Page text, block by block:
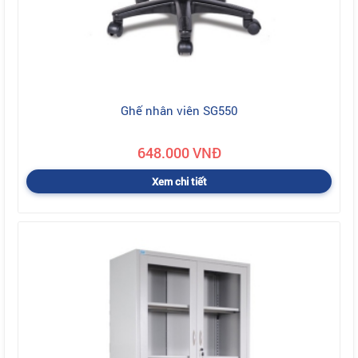
Ghế nhân viên SG550
648.000 VNĐ
Xem chi tiết